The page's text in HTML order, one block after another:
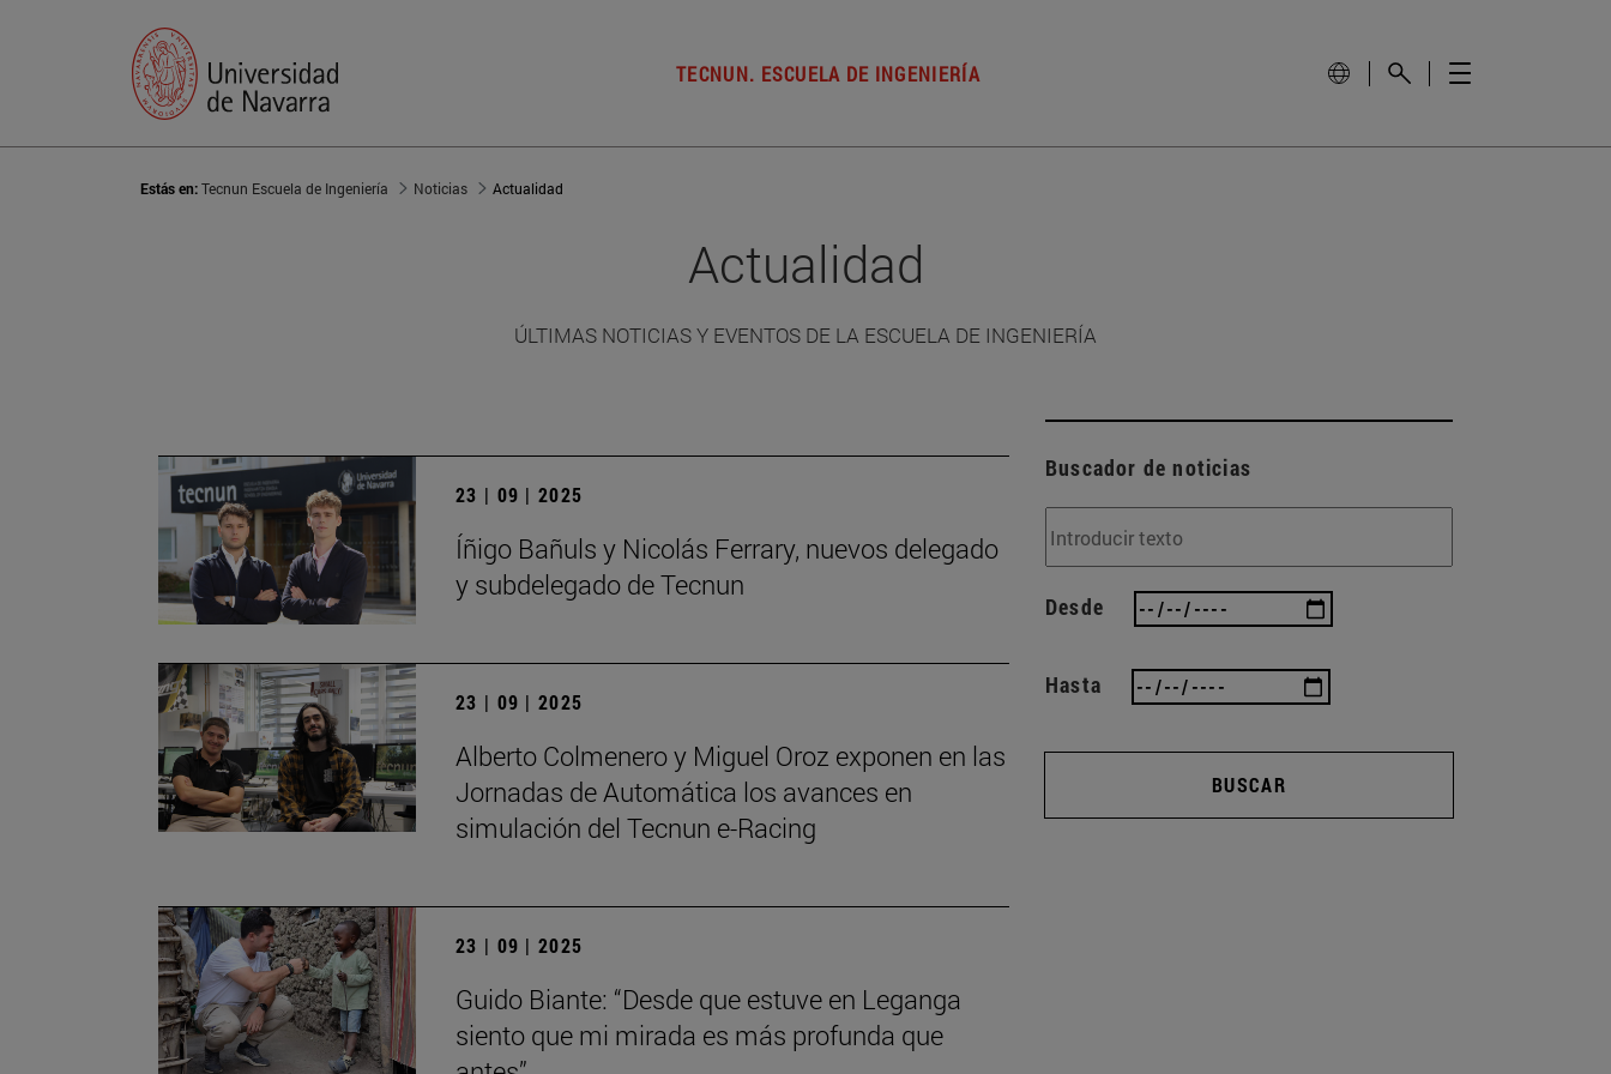
TECNUN. ESCUELA DE INGENIERÍA
Estás en:Tecnun Escuela de Ingeniería Noticias Actualidad
Actualidad
ÚLTIMAS NOTICIAS Y EVENTOS DE LA ESCUELA DE INGENIERÍA
23 | 09 | 2025
Íñigo Bañuls y Nicolás Ferrary, nuevos delegado
y subdelegado de Tecnun
23 | 09 | 2025
Alberto Colmenero y Miguel Oroz exponen en las
Jornadas de Automática los avances en
simulación del Tecnun e-Racing
23 | 09 | 2025
Guido Biante: “Desde que estuve en Leganga
siento que mi mirada es más profunda que
Buscador de noticias
Desde
Hasta
BUSCAR